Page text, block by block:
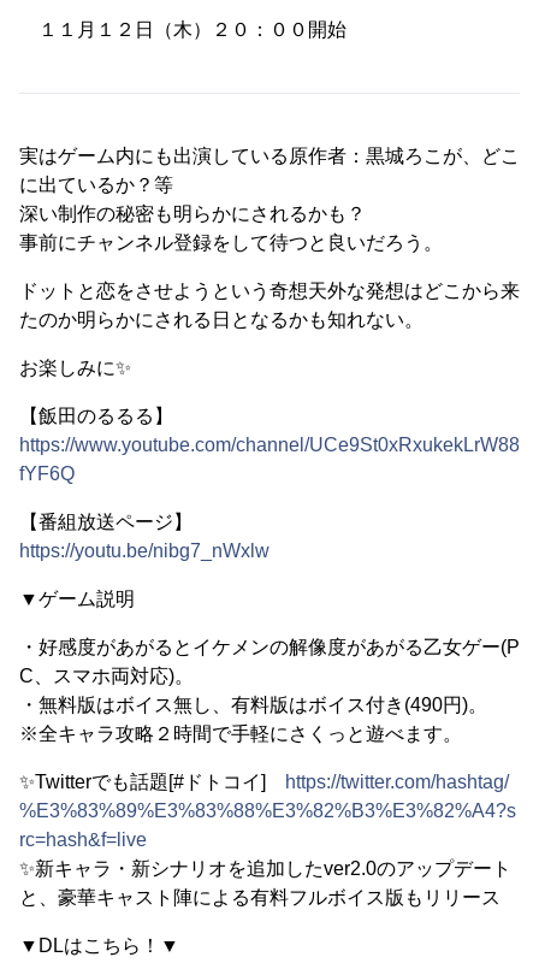
１１月１２日（木）２０：００開始
実はゲーム内にも出演している原作者：黒城ろこが、どこ
に出ているか？等
深い制作の秘密も明らかにされるかも？
事前にチャンネル登録をして待つと良いだろう。
ドットと恋をさせようという奇想天外な発想はどこから来
たのか明らかにされる日となるかも知れない。
お楽しみに✨
【飯田のるるる】
https://www.youtube.com/channel/UCe9St0xRxukekLrW88
fYF6Q
【番組放送ページ】
https://youtu.be/nibg7_nWxlw
▼ゲーム説明
・好感度があがるとイケメンの解像度があがる乙女ゲー(P
C、スマホ両対応)。
・無料版はボイス無し、有料版はボイス付き(490円)。
※全キャラ攻略２時間で手軽にさくっと遊べます。
✨Twitterでも話題[#ドトコイ]
https://twitter.com/hashtag/
%E3%83%89%E3%83%88%E3%82%B3%E3%82%A4?s
rc=hash&f=live
✨新キャラ・新シナリオを追加したver2.0のアップデート
と、豪華キャスト陣による有料フルボイス版もリリース
▼DLはこちら！▼